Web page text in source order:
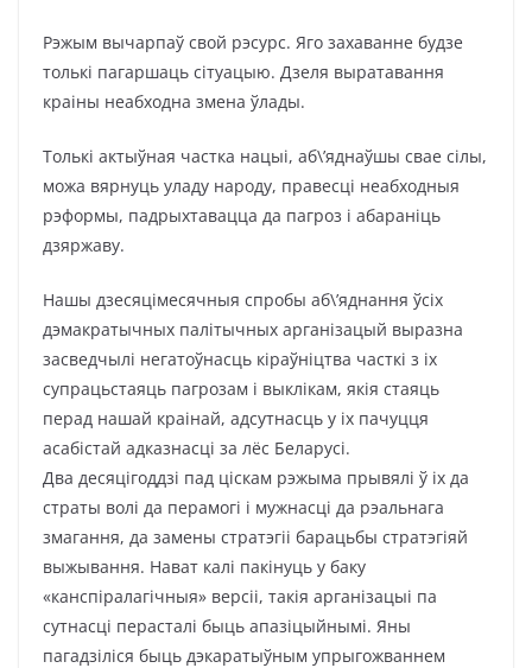
Рэжым вычарпаў свой рэсурс. Яго захаванне будзе
толькі пагаршаць сітуацыю. Дзеля выратавання
краіны неабходна змена ўлады.
Толькі актыўная частка нацыі, аб\’яднаўшы свае сілы,
можа вярнуць уладу народу, правесці неабходныя
рэформы, падрыхтавацца да пагроз і абараніць
дзяржаву.
Нашы дзесяцімесячныя спробы аб\’яднання ўсіх
дэмакратычных палітычных арганізацый выразна
засведчылі негатоўнасць кіраўніцтва часткі з іх
супрацьстаяць пагрозам і выклікам, якія стаяць
перад нашай краінай, адсутнасць у іх пачуцця
асабістай адказнасці за лёс Беларусі.
Два десяцігоддзі пад ціскам рэжыма прывялі ў іх да
страты волі да перамогі і мужнасці да рэальнага
змагання, да замены стратэгіі барацьбы стратэгіяй
выжывання. Нават калі пакінуць у баку
«канспіралагічныя» версіі, такія арганізацыі па
сутнасці перасталі быць апазіцыйнымі. Яны
пагадзіліся быць дэкаратыўным упрыгожваннем